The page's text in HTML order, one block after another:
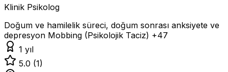
Klinik Psikolog
Doğum ve hamilelik süreci, doğum sonrası anksiyete ve
depresyon Mobbing (Psikolojik Taciz) +47
1 yıl
5.0 (1)